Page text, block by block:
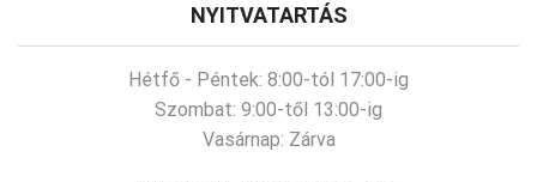
NYITVATARTÁS
Hétfő - Péntek: 8:00-tól 17:00-ig
Szombat: 9:00-től 13:00-ig
Vasárnap: Zárva